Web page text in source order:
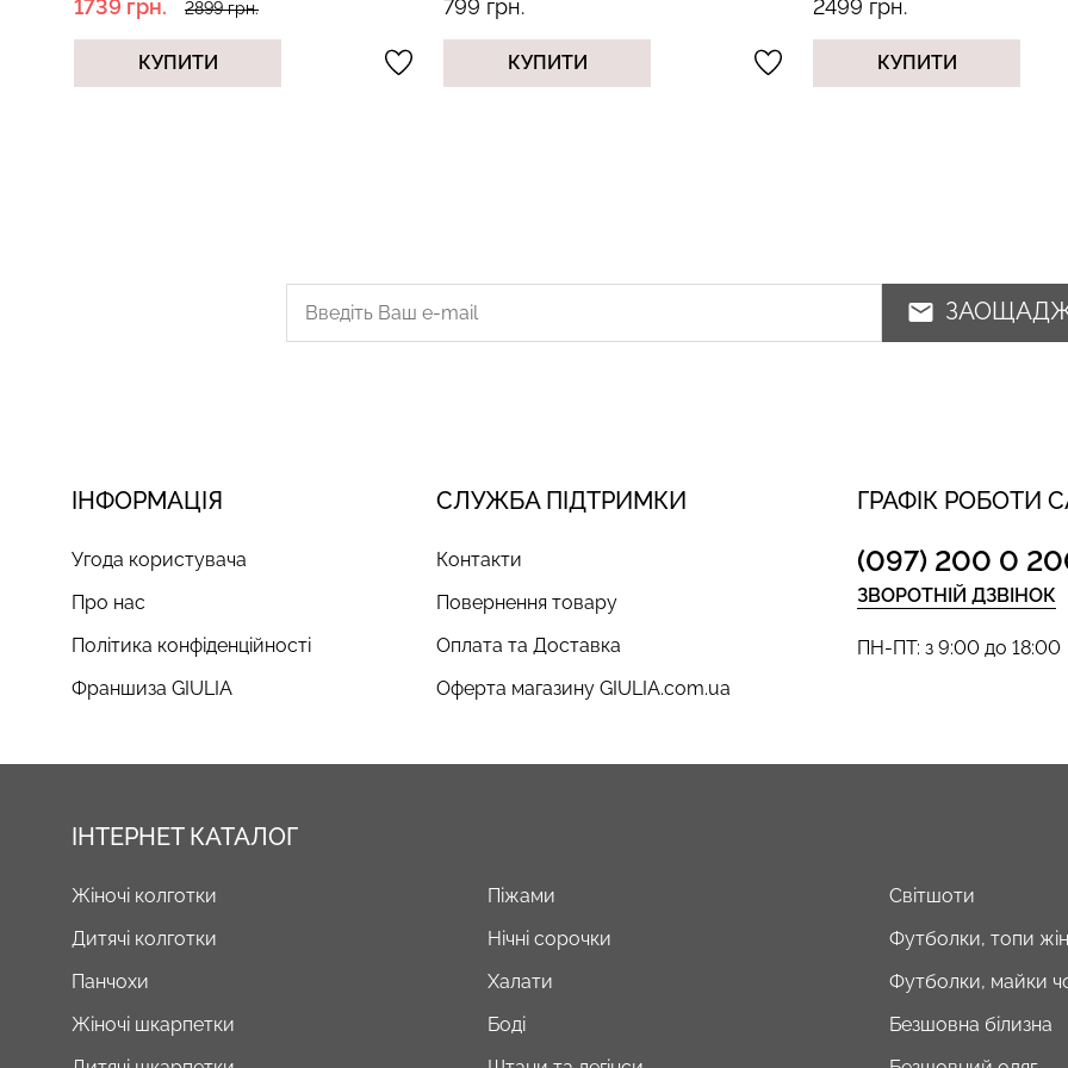
1739 грн. 2899 грн.
КУПИТИ
799 грн.
КУПИТИ
2499 грн.
КУПИТИ
ІНФОРМАЦІЯ
Угода користувача
Про нас
Політика конфіденційності
Франшиза GIULIA
СЛУЖБА ПІДТРИМКИ
Контакти
Повернення товару
Оплата та Доставка
Оферта магазину GIULIA.com.ua
ГРАФІК РОБОТИ
(097) 200 0
ЗВОРОТНІЙ ДЗВІНОК
ПН-ПТ: з 9:00 до 18:00
ІНТЕРНЕТ КАТАЛОГ
Жіночі колготки
Дитячі колготки
Панчохи
Жіночі шкарпетки
Піжами
Нічні сорочки
Халати
Боді
Світшоти
Футболки, топи
Футболки, майки
Безшовна білизна